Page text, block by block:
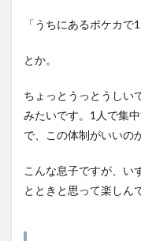
「うちにあるポケカで
とか。
ちょっとうっとうしい
みたいです。1人で集
で、この体制がいいの
こんな息子ですが、い
とときと思って楽しん